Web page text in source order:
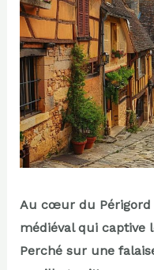
Au cœur du Périgord
médiéval qui captive
Perché sur une